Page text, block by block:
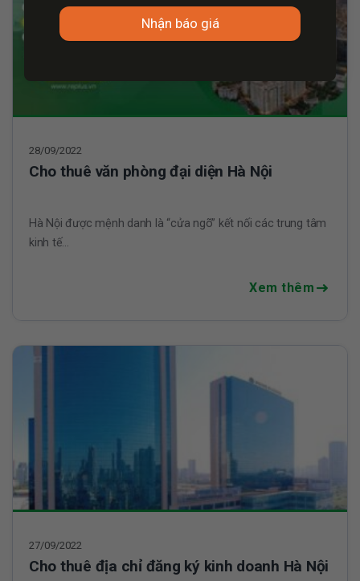
Nhận báo giá
28/09/2022
Cho thuê văn phòng đại diện Hà Nội
Hà Nội được mệnh danh là “cửa ngõ” kết nối các trung tâm
kinh tế...
Xem thêm
27/09/2022
Cho thuê địa chỉ đăng ký kinh doanh Hà Nội